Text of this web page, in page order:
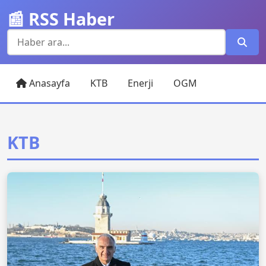
📰 RSS Haber
Anasayfa KTB Enerji OGM
KTB